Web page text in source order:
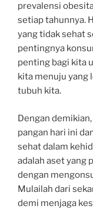
prevalensi
setiap tahunnya.
yang tidak sehat
pentingnya
penting bagi kita
kita menuju yang
tubuh kita.
Dengan
pangan hari ini
sehat dalam
adalah aset yang
dengan
Mulailah dari
demi menjaga